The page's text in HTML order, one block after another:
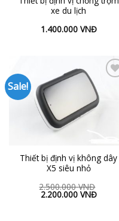
xe du lịch
1.400.000 VNĐ
Sale!
Wishlist
Thiết bị định vị không dây
X5 siêu nhỏ
2.500.000VNĐ
2.200.000 VNĐ